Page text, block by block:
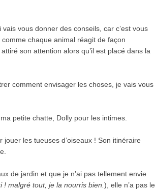
vous donner des conseils, car c’est vous
chaque animal réagit de façon
son attention alors qu’il est placé dans la
comment envisager les choses, je vais vous
petite chatte, Dolly pour les intimes.
les tueuses d’oiseaux ! Son itinéraire
de jardin et que je n’ai pas tellement envie
! malgré tout, je la nourris bien. ), elle n’a pas le